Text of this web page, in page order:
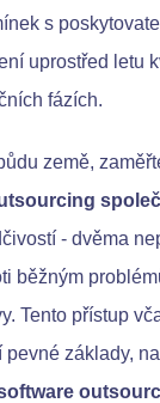
s
uprostřed letu
fázích.
země,
- dvěma
běžným
Tento přístup
pevné základy,